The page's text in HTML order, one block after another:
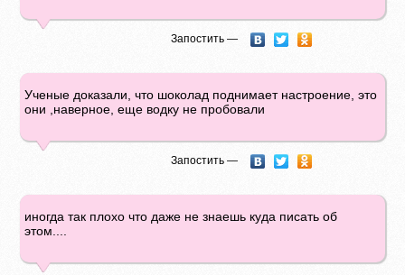
Запостить —
Ученые доказали, что шоколад поднимает настроение, это
они ,наверное, еще водку не пробовали
Запостить —
иногда так плохо что даже не знаешь куда писать об
этом....